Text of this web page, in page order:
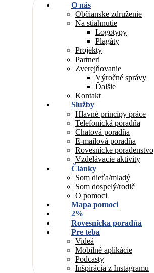
O nás
Občianske združenie
Na stiahnutie
Logotypy
Plagáty
Projekty
Partneri
Zverejňovanie
Výročné správy
Ďalšie
Kontakt
Služby
Hlavné princípy práce
Telefonická poradňa
Chatová poradňa
E-mailová poradňa
Rovesnícke poradenstvo
Vzdelávacie aktivity
Články
Som dieťa/mladý
Som dospelý/rodič
O pomoci
Mapa pomoci
2%
Rovesnícka poradňa
Pre teba
Videá
Mobilné aplikácie
Podcasty
Inšpirácia z Instagramu